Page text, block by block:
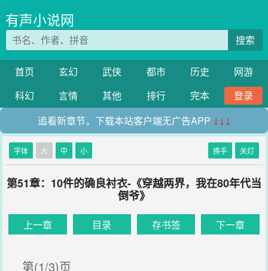
有声小说网
搜索
首页 玄幻 武侠 都市 历史
网游
科幻
言情 其他 排行 完本
登录
追看新章节，下载本站客户端无广告APP ↓↓↓
字体 大 中 小 换手 关灯
第51章：10件的确良衬衣-《穿越两界，我在80年代当
倒爷》
上一章 目录 存书签 下一章
第(1/3)页